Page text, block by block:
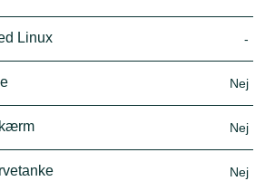
Linux -
Nej
Nej
Nej